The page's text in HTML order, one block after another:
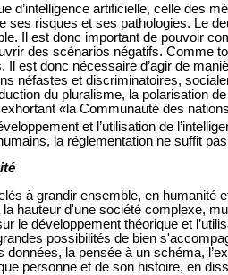
d’intelligence artificielle, celle des
ses risques et ses pathologies. Le
Il est donc important de pouvoir
des scénarios négatifs. Comme
Il est donc nécessaire d’agir de
néfastes et discriminatoires,
du pluralisme, la polarisation
«la Communauté des
et l’utilisation de
la réglementation ne suffit
à grandir ensemble, en humanité
hauteur d'une société complexe,
le développement théorique et
possibilités de bien
données, la pensée à un schéma,
personne et de son histoire, en